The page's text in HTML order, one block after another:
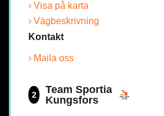
› Visa på karta
› Vägbeskrivning
Kontakt
› Maila oss
2
Team Sportia
Kungsfors